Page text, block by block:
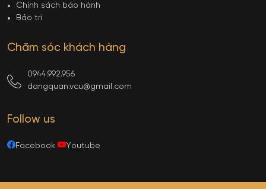
Chính sách bảo hành
Bảo trì
Chăm sóc khách hàng
0944.992.956
dangquan.vcu@gmail.com
Follow us
Facebook Youtube